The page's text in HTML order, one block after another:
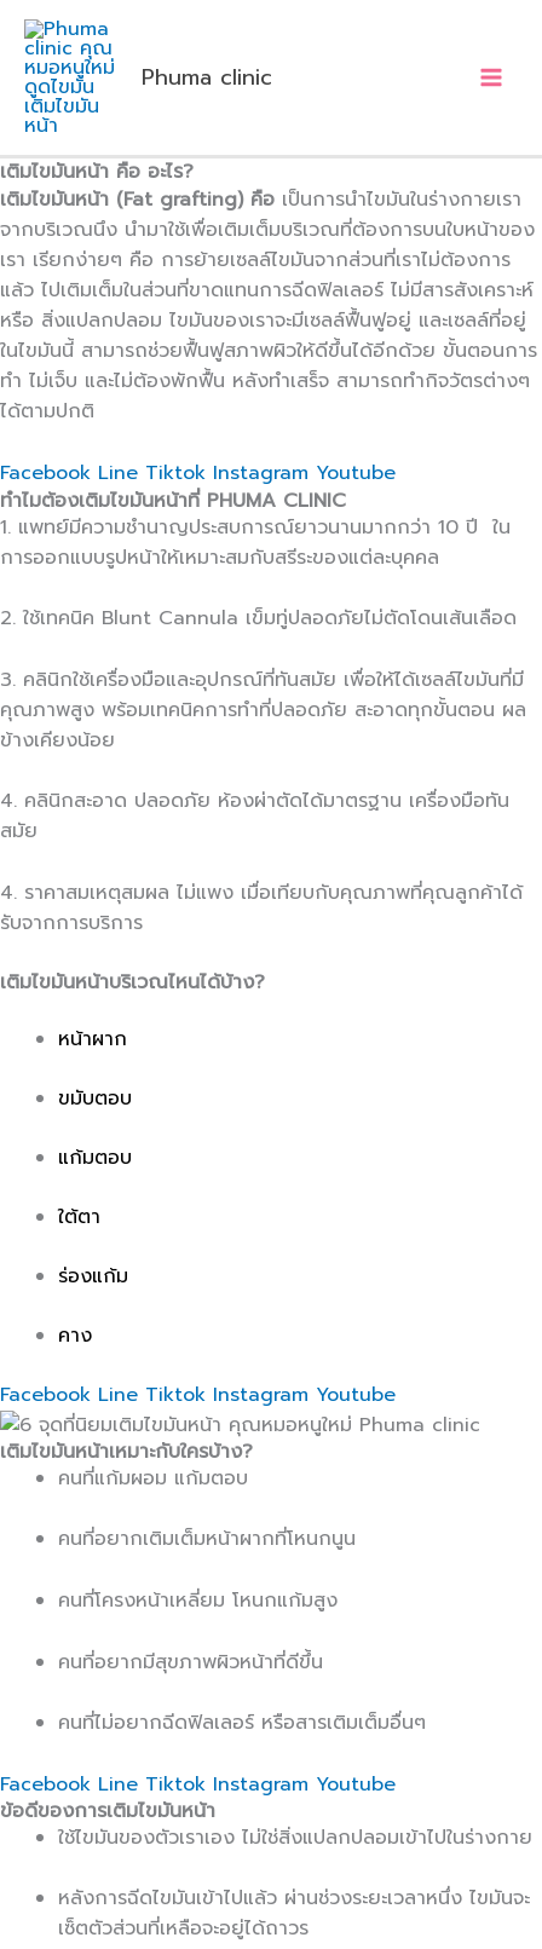
Skip
content
Phuma clinic
เติมไขมันหน้า คือ อะไร?
เติมไขมันหน้า (Fat grafting) คือ เป็นการนำไขมันในร่างกายเรา
จากบริเวณนึง นำมาใช้เพื่อเติมเต็มบริเวณที่ต้องการบนใบหน้าของ
เรา เรียกง่ายๆ คือ การย้ายเซลล์ไขมันจากส่วนที่เราไม่ต้องการ
แล้ว ไปเติมเต็มในส่วนที่ขาดแทนการฉีดฟิลเลอร์ ไม่มีสารสังเคราะห์
หรือ สิ่งแปลกปลอม ไขมันของเราจะมีเซลล์ฟื้นฟูอยู่ และเซลล์ที่อยู่
ในไขมันนี้ สามารถช่วยฟื้นฟูสภาพผิวให้ดีขึ้นได้อีกด้วย ขั้นตอนการ
ทำ ไม่เจ็บ และไม่ต้องพักฟื้น หลังทำเสร็จ สามารถทำกิจวัตรต่างๆ
ได้ตามปกติ
Facebook Line Tiktok Instagram Youtube
ทำไมต้องเติมไขมันหน้าที่ PHUMA CLINIC
1. แพทย์มีความชำนาญประสบการณ์ยาวนานมากกว่า 10 ปี ใน
การออกแบบรูปหน้าให้เหมาะสมกับสรีระของแต่ละบุคคล
2. ใช้เทคนิค Blunt Cannula เข็มทู่ปลอดภัยไม่ตัดโดนเส้นเลือด
3. คลินิกใช้เครื่องมือและอุปกรณ์ที่ทันสมัย เพื่อให้ได้เซลล์ไขมันที่มี
คุณภาพสูง พร้อมเทคนิคการทำที่ปลอดภัย สะอาดทุกขั้นตอน ผล
ข้างเคียงน้อย
4. คลินิกสะอาด ปลอดภัย ห้องผ่าตัดได้มาตรฐาน เครื่องมือทัน
สมัย
4. ราคาสมเหตุสมผล ไม่แพง เมื่อเทียบกับคุณภาพที่คุณลูกค้าได้
รับจากการบริการ
เติมไขมันหน้าบริเวณไหนได้บ้าง?
หน้าผาก
ขมับตอบ
แก้มตอบ
ใต้ตา
ร่องแก้ม
คาง
Facebook Line Tiktok Instagram Youtube
เติมไขมันหน้าเหมาะกับใครบ้าง?
คนที่แก้มผอม แก้มตอบ
คนที่อยากเติมเต็มหน้าผากที่โหนกนูน
คนที่โครงหน้าเหลี่ยม โหนกแก้มสูง
คนที่อยากมีสุขภาพผิวหน้าที่ดีขึ้น
คนที่ไม่อยากฉีดฟิลเลอร์ หรือสารเติมเต็มอื่นๆ
Facebook Line Tiktok Instagram Youtube
ข้อดีของการเติมไขมันหน้า
ใช้ไขมันของตัวเราเอง ไม่ใช่สิ่งแปลกปลอมเข้าไปในร่างกาย
หลังการฉีดไขมันเข้าไปแล้ว ผ่านช่วงระยะเวลาหนึ่ง ไขมันจะ
เซ็ตตัวส่วนที่เหลือจะอยู่ได้ถาวร